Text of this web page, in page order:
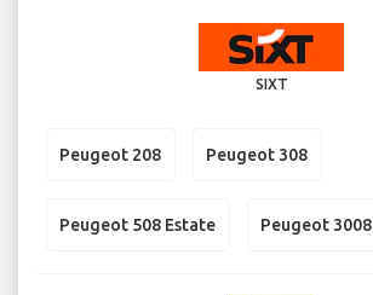
SIXT
Peugeot 208 Peugeot 308
Peugeot 508 Estate Peugeot 3008